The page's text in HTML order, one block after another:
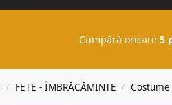
Cumpără oricare 5
/ FETE - ÎMBRĂCĂMINTE /